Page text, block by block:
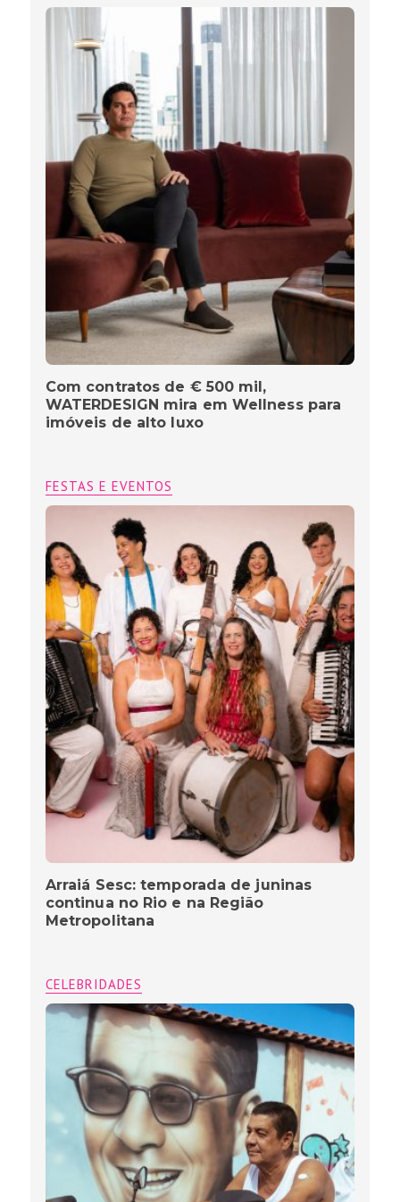
Com contratos de € 500 mil,
WATERDESIGN mira em Wellness para
imóveis de alto luxo
FESTAS E EVENTOS
Arraiá Sesc: temporada de juninas
continua no Rio e na Região
Metropolitana
CELEBRIDADES